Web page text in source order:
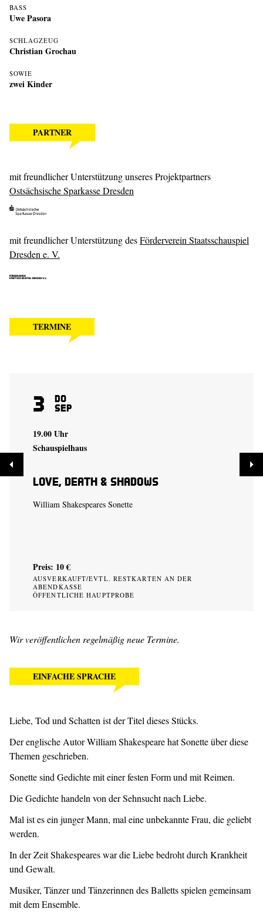
BASS
Uwe Pasora
SCHLAGZEUG
Christian Grochau
SOWIE
zwei Kinder
PARTNER
mit freundlicher Unterstützung unseres Projektpartners
Ostsächsische Sparkasse Dresden
mit freundlicher Unterstützung desFörderverein Staatsschauspiel
Dresden e. V.
TERMINE
3 Do
Sep
19.00 Uhr
Schauspielhaus
Love, Death & Shadows
William Shakespeares Sonette
Preis: 10 €
AUSVERKAUFT/EVTL. RESTKARTEN AN DER
ABENDKASSE
ÖFFENTLICHE HAUPTPROBE
Wir veröffentlichen regelmäßig neue Termine.
EINFACHE SPRACHE
Liebe, Tod und Schatten ist der Titel dieses Stücks.
Der englische Autor William Shakespeare hat Sonette über diese
Themen geschrieben.
Sonette sind Gedichte mit einer festen Form und mit Reimen.
Die Gedichte handeln von der Sehnsucht nach Liebe.
Mal ist es ein junger Mann, mal eine unbekannte Frau, die geliebt
werden.
In der Zeit Shakespeares war die Liebe bedroht durch Krankheit
und Gewalt.
Musiker, Tänzer und Tänzerinnen des Balletts spielen gemeinsam
mit dem Ensemble.